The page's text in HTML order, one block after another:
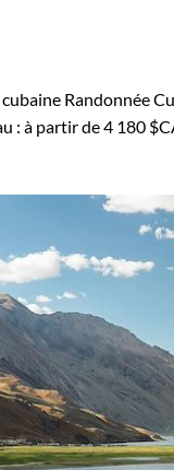
Randonnée
: à partir de4 180